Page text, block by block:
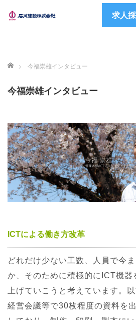
求人
ホーム 今福崇雄インタビュー
今福崇雄インタビュー
ICTによる働き方改革
どれだけ少ない工数、人員で今
か、そのために積極的にICT機器
上げていこうと考えています。
経営会議等で30枚程度の資料を